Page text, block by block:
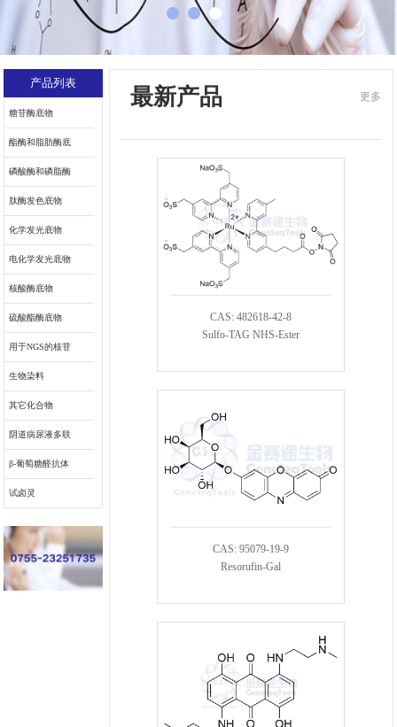
1 2 3
产品列表
糖苷酶底物
酯酶和脂肪酶底
物
磷酸酶和磷脂酶
底物
肽酶发色底物
化学发光底物
电化学发光底物
核酸酶底物
硫酸酯酶底物
用于NGS的核苷
和核苷酸
生物染料
其它化合物
阴道病尿液多联
检底物
β-葡萄糖醛抗体
偶联物连接子
试卤灵
最新产品 更多
CAS: 482618-42-8
Sulfo-TAG NHS-Ester
CAS: 95079-19-9
Resorufin-Gal